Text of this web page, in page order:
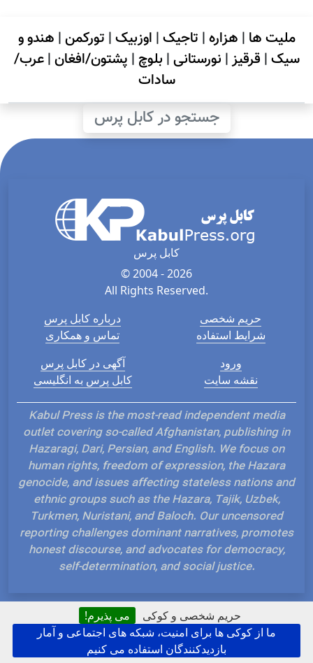
حریم شخصی و کوکی
می پذیرم!
ما از کوکی ها برای امنیت، شبکه های اجتماعی و آمار
بازدیدکنندگان استفاده می کنیم
ملیت ها | هزاره| تاجیک| اوزبیک| تورکمن| هندو و
سیک| قرقیز| نورستانی| بلوچ | پشتون/افغان|عرب/
سادات
جستجو در کابل پرس
کابل پرس
© 2004 - 2026
All Rights Reserved.
درباره کابل پرس
تماس و همکاری
حریم شخصی
شرایط استفاده
آگهی در کابل پرس
کابل پرس به انگلیسی
ورود
نقشه سایت
Kabul Press is the most-read independent media
outlet covering so-called Afghanistan, publishing in
Hazaragi, Dari, Persian, and English. We focus on
human rights, freedom of expression, the Hazara
genocide, and issues affecting stateless nations and
ethnic groups such as the Hazara, Tajik, Uzbek,
Turkmen, Nuristani, and Baloch. Our uncensored
reporting challenges dominant narratives, promotes
honest discourse, and advocates for democracy,
self-determination, and social justice.
Hosted and Developed by IP Plans